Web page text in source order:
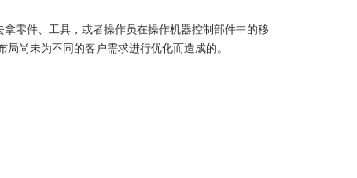
零件、工具，或者操作员在操作机器控制部件中的移
尚未为不同的客户需求进行优化而造成的。